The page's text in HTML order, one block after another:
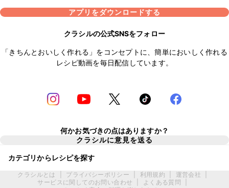
アプリをダウンロードする
クラシルの公式SNSをフォロー
「きちんとおいしく作れる」をコンセプトに、簡単においしく作れる
レシピ動画を毎日配信しています。
何かお気づきの点はありますか？
クラシルに意見を送る
カテゴリからレシピを探す
クラシルとは プライバシーポリシー 利用規約 運営会社
サービスに関してのお問い合わせ
よくある質問